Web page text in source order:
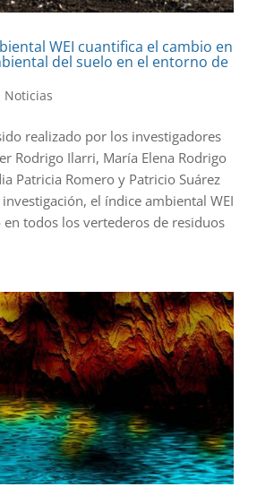
WEI cuantifica el cambio en
del suelo en el entorno de
Noticias
realizado por los investigadores
Rodrigo Ilarri, María Elena Rodrigo
Patricia Romero y Patricio Suárez
el índice ambiental WEI
en todos los vertederos de residuos